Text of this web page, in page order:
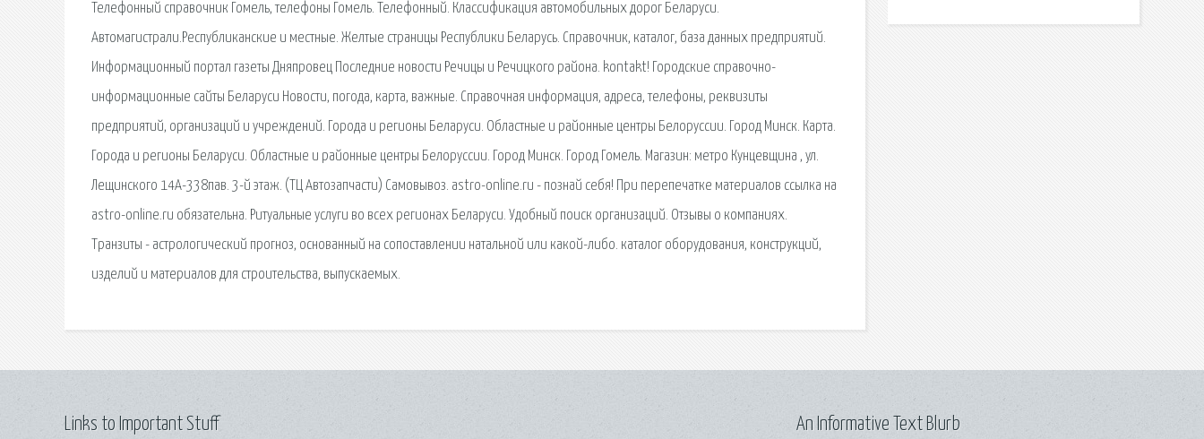
Телефонный справочник Гомель, телефоны Гомель. Телефонный. Классификация автомобильных дорог Беларуси.
Автомагистрали.Республиканские и местные. Желтые страницы Республики Беларусь. Справочник, каталог, база данных предприятий.
Информационный портал газеты Дняпровец Последние новости Речицы и Речицкого района. kontakt! Городские справочно-
информационные сайты Беларуси Новости, погода, карта, важные. Справочная информация, адреса, телефоны, реквизиты
предприятий, организаций и учреждений. Города и регионы Беларуси. Областные и районные центры Белоруссии. Город Минск. Карта.
Города и регионы Беларуси. Областные и районные центры Белоруссии. Город Минск. Город Гомель. Магазин: метро Кунцевщина , ул.
Лещинского 14А-338пав. 3-й этаж. (ТЦ Автозапчасти) Самовывоз. astro-online.ru - познай себя! При перепечатке материалов ссылка на
astro-online.ru обязательна. Ритуальные услуги во всех регионах Беларуси. Удобный поиск организаций. Отзывы о компаниях.
Транзиты - астрологический прогноз, основанный на сопоставлении натальной или какой-либо. каталог оборудования, конструкций,
изделий и материалов для строительства, выпускаемых.
Links to Important Stuff An Informative Text Blurb